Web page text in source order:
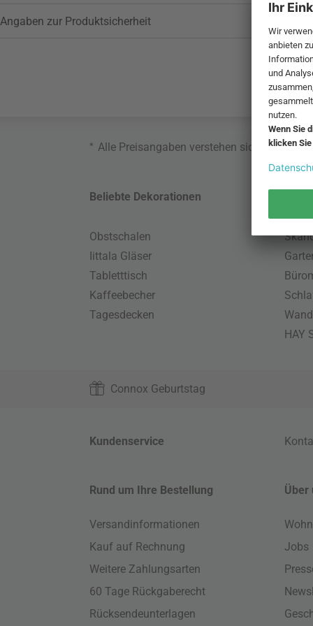
Angaben zur Produktsicherheit
* Alle Preisangaben verstehen sich inklusive
Beliebte Dekorationen
Obstschalen
Iittala Gläser
Tabletttisch
Kaffeebecher
Tagesdecken
HAY
Connox Geburtstag
Kundenservice
Rund um Ihre Bestellung
Versandinformationen
Kauf auf Rechnung
Weitere Zahlungsarten
60 Tage Rückgaberecht
Rücksendeunterlagen
Über
Jobs